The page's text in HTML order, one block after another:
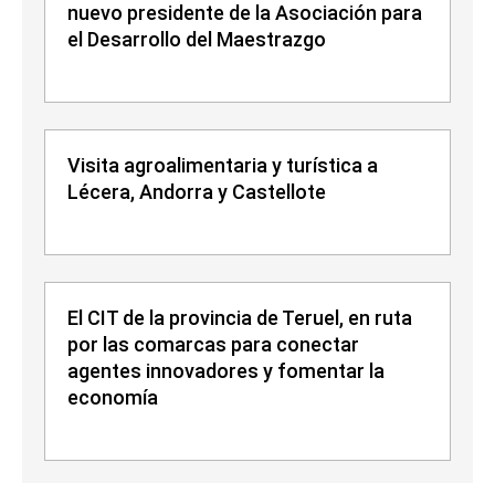
nuevo presidente de la Asociación para
el Desarrollo del Maestrazgo
Visita agroalimentaria y turística a
Lécera, Andorra y Castellote
El CIT de la provincia de Teruel, en ruta
por las comarcas para conectar
agentes innovadores y fomentar la
economía